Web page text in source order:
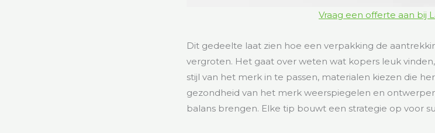
Vraag een offerte aan bij
Dit gedeelte laat zien hoe een verpakking de
vergroten. Het gaat over weten wat kopers leuk
stijl van het merk in te passen, materialen kiezen die
gezondheid van het merk weerspiegelen en
balans brengen. Elke tip bouwt een strategie op voor